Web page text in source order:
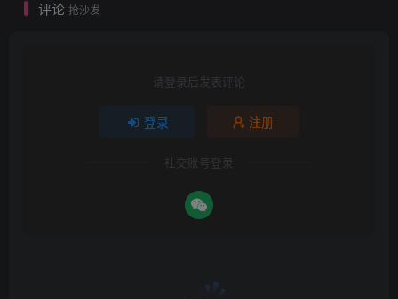
评论 抢沙发
请登录后发表评论
登录 注册
社交账号登录